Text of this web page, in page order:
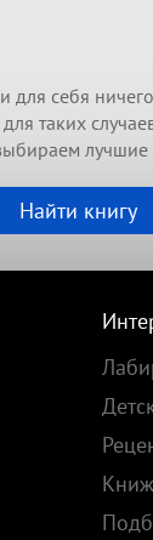
для себя
таких
лучшие
Найти книгу